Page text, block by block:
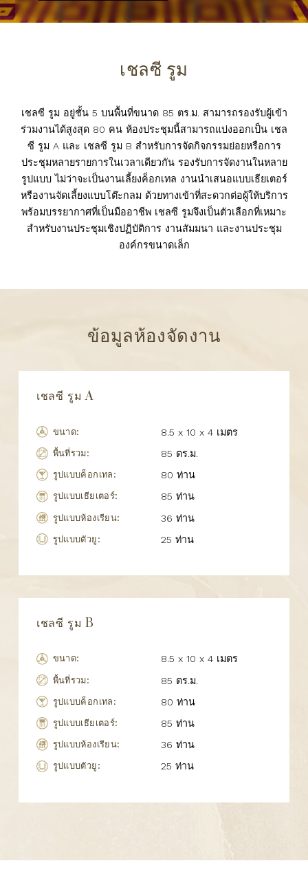
เชลซี รูม
เชลซี รูม อยู่ชั้น 5 บนพื้นที่ขนาด 85 ตร.ม. สามารถรองรับผู้เข้า
ร่วมงานได้สูงสุด 80 คน ห้องประชุมนี้สามารถแบ่งออกเป็น เชล
ซี รูม A และ เชลซี รูม B สำหรับการจัดกิจกรรมย่อยหรือการ
ประชุมหลายรายการในเวลาเดียวกัน รองรับการจัดงานในหลาย
รูปแบบ ไม่ว่าจะเป็นงานเลี้ยงค็อกเทล งานนำเสนอแบบเธียเตอร์
หรืองานจัดเลี้ยงแบบโต๊ะกลม ด้วยทางเข้าที่สะดวกต่อผู้ให้บริการ
พร้อมบรรยากาศที่เป็นมืออาชีพ เชลซี รูมจึงเป็นตัวเลือกที่เหมาะ
สำหรับงานประชุมเชิงปฏิบัติการ งานสัมมนา และงานประชุม
องค์กรขนาดเล็ก
ข้อมูลห้องจัดงาน
เชลซี รูม A
ขนาด: 8.5 x 10 x 4 เมตร
พื้นที่รวม: 85 ตร.ม.
รูปแบบค็อกเทล: 80 ท่าน
รูปแบบเธียเตอร์: 85 ท่าน
รูปแบบห้องเรียน: 36 ท่าน
รูปแบบตัวยู: 25 ท่าน
เชลซี รูม B
ขนาด: 8.5 x 10 x 4 เมตร
พื้นที่รวม: 85 ตร.ม.
รูปแบบค็อกเทล: 80 ท่าน
รูปแบบเธียเตอร์: 85 ท่าน
รูปแบบห้องเรียน: 36 ท่าน
รูปแบบตัวยู: 25 ท่าน